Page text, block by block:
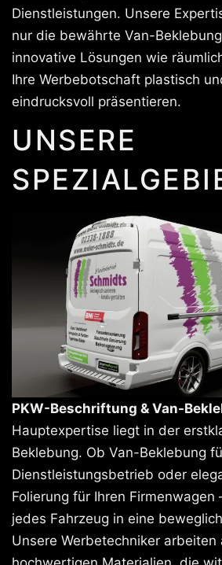
Dienstleistungen. Unsere
nur die bewährte Van-
innovative Lösungen wie
Ihre Werbebotschaft plastisch
eindrucksvoll präsentieren.
UNSERE
PKW-Beschriftung & Van-
Hauptexpertise liegt in der
Beklebung. Ob Van-Beklebung
Dienstleistungsbetrieb oder
Folierung für Ihren Firmenwagen
jedes Fahrzeug in eine
Unsere Werbetechniker arbeiten